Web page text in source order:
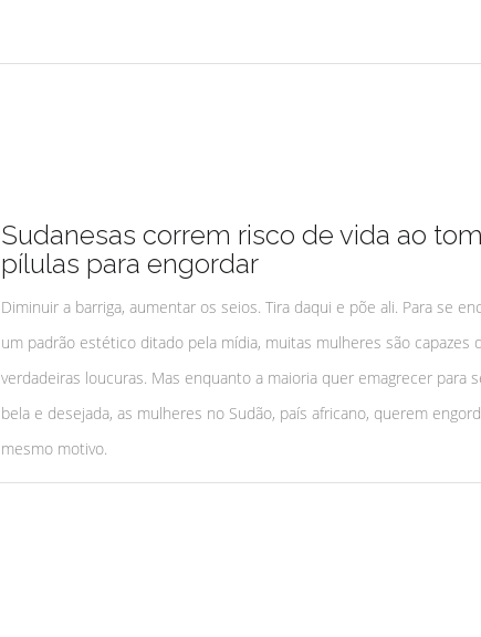
Sudanesas correm risco de vida ao
pílulas para engordar
Diminuir a barriga, aumentar os seios. Tira daqui e põe ali. Para se
um padrão estético ditado pela mídia, muitas mulheres são capazes
verdadeiras loucuras. Mas enquanto a maioria quer emagrecer para
bela e desejada, as mulheres no Sudão, país africano, querem
mesmo motivo.